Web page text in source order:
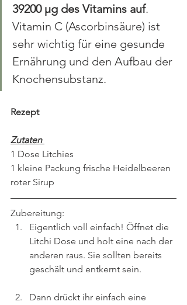
39200 µg des Vitamins auf.
Vitamin C (Ascorbinsäure) ist
sehr wichtig für eine gesunde
Ernährung und den Aufbau der
Knochensubstanz.
Rezept
Zutaten
1 Dose Litchies
1 kleine Packung frische Heidelbeeren
roter Sirup
Zubereitung:
Eigentlich voll einfach! Öffnet die
Litchi Dose und holt eine nach der
anderen raus. Sie sollten bereits
geschält und entkernt sein.
Dann drückt ihr einfach eine